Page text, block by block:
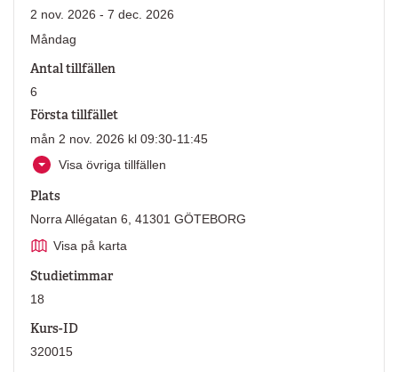
2 nov. 2026 - 7 dec. 2026
Måndag
Antal tillfällen
6
Första tillfället
mån 2 nov. 2026 kl 09:30-11:45
Visa övriga tillfällen
Plats
Norra Allégatan 6, 41301 GÖTEBORG
Visa på karta
Studietimmar
18
Kurs-ID
320015